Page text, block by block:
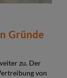
Gründe
zu. Der
von